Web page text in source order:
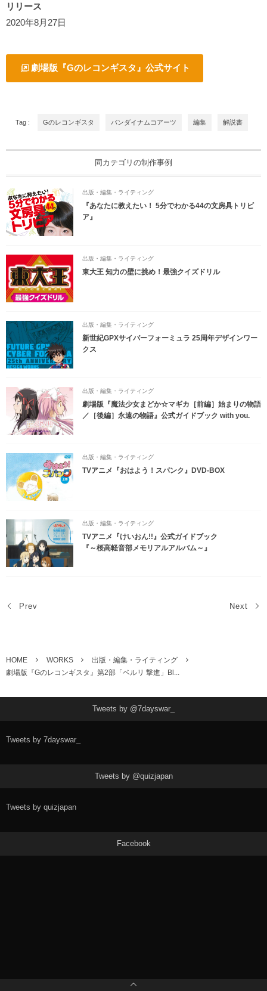
リリース
2020年8月27日
劇場版『Gのレコンギスタ』公式サイト
Tag : Gのレコンギスタ バンダイナムコアーツ 編集 解説書
同カテゴリの制作事例
出版・編集・ライティング
『あなたに教えたい！ 5分でわかる44の文房具トリビ
ア』
出版・編集・ライティング
東大王 知力の壁に挑め！最強クイズドリル
出版・編集・ライティング
新世紀GPXサイバーフォーミュラ 25周年デザインワー
クス
出版・編集・ライティング
劇場版『魔法少女まどか☆マギカ［前編］始まりの物語
／［後編］永遠の物語』公式ガイドブック with you.
出版・編集・ライティング
TVアニメ『おはよう！スパンク』DVD-BOX
出版・編集・ライティング
TVアニメ『けいおん!!』公式ガイドブック
『～桜高軽音部メモリアルアルバム～』
Prev Next
HOME WORKS
出版・編集・ライティング
劇場版『Gのレコンギスタ』第2部「ベルリ 撃進」Bl...
Tweets by @7dayswar_
Tweets by 7dayswar_
Tweets by @quizjapan
Tweets by quizjapan
Facebook